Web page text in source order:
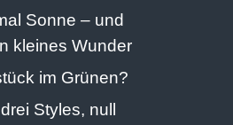
Sonne – und
kleines Wunder
im Grünen?
Styles, null